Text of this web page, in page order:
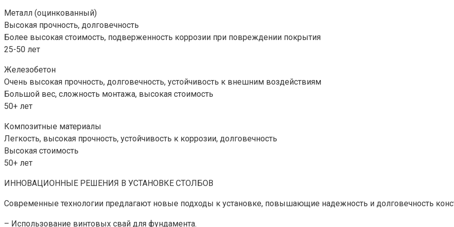
Металл (оцинкованный)
Высокая прочность, долговечность
Более высокая стоимость, подверженность коррозии при повреждении покрытия
25-50 лет
Железобетон
Очень высокая прочность, долговечность, устойчивость к внешним воздействиям
Большой вес, сложность монтажа, высокая стоимость
50+ лет
Композитные материалы
Легкость, высокая прочность, устойчивость к коррозии, долговечность
Высокая стоимость
50+ лет
ИННОВАЦИОННЫЕ РЕШЕНИЯ В УСТАНОВКЕ СТОЛБОВ
Современные технологии предлагают новые подходы к установке, повышающие надежность и долговечность
– Использование винтовых свай для фундамента.